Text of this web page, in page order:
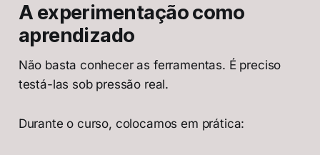
A experimentação como
aprendizado
Não basta conhecer as ferramentas. É preciso
testá-las sob pressão real.
Durante o curso, colocamos em prática: